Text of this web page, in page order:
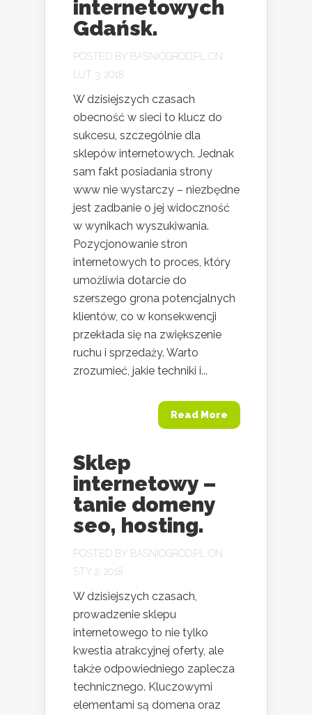
internetowych
Gdańsk.
POSTED BY BASNIOGROD.PL
ON
LUT 3, 2018
W dzisiejszych czasach
obecność w sieci to klucz do
sukcesu, szczególnie dla
sklepów internetowych. Jednak
sam fakt posiadania strony
www nie wystarczy – niezbędne
jest zadbanie o jej widoczność
w wynikach wyszukiwania.
Pozycjonowanie stron
internetowych to proces, który
umożliwia dotarcie do
szerszego grona potencjalnych
klientów, co w konsekwencji
przekłada się na zwiększenie
ruchu i sprzedaży. Warto
zrozumieć, jakie techniki i...
Read More
Sklep
internetowy –
tanie domeny
seo, hosting.
POSTED BY BASNIOGROD.PL
ON
STY 2, 2018
W dzisiejszych czasach,
prowadzenie sklepu
internetowego to nie tylko
kwestia atrakcyjnej oferty, ale
także odpowiedniego zaplecza
technicznego. Kluczowymi
elementami są domena oraz